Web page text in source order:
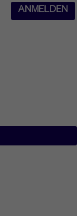
ANMELDEN